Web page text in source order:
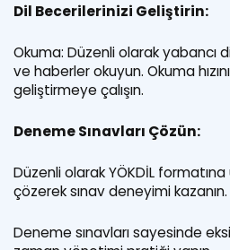
Dil Becerilerinizi Geliştirin:
Okuma: Düzenli olarak yabancı
ve haberler okuyun. Okuma
geliştirmeye çalışın.
Deneme Sınavları Çözün:
Düzenli olarak YÖKDİL
çözerek sınav deneyimi kazanın.
Deneme sınavları sayesinde